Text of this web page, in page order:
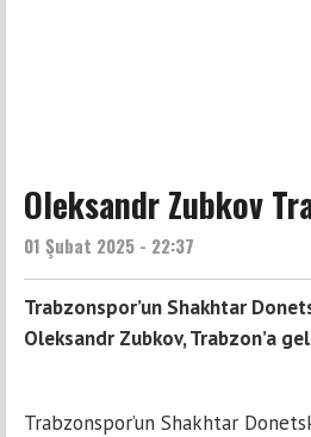
Oleksandr Zubkov
01 Şubat 2025 - 22:37
Trabzonspor’un Shakhtar
Oleksandr Zubkov, Trabzon’a
Trabzonspor’un Shakhtar